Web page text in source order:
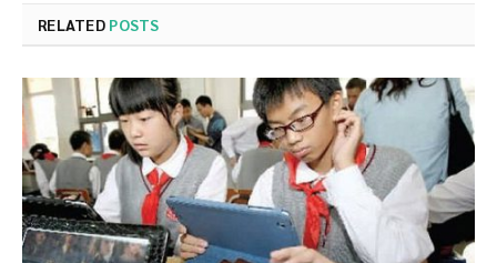
RELATED POSTS